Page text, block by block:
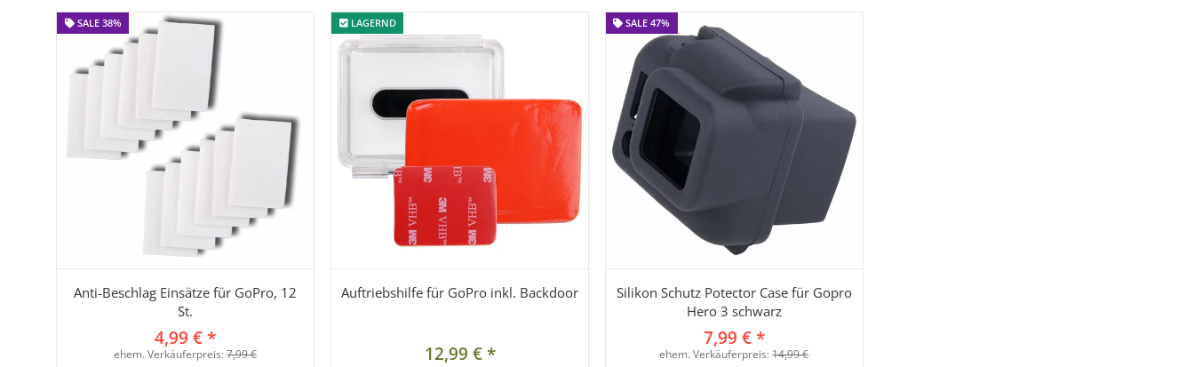
SALE 38%
SALE 38%
Anti-Beschlag Einsätze für GoPro, 12
St.
4,99 €*
ehem. Verkäuferpreis:7,99 €
LAGERND
LAGERND
Auftriebshilfe für GoPro inkl. Backdoor
12,99 €*
SALE 47%
SALE 47%
Silikon Schutz Potector Case für Gopro
Hero 3 schwarz
7,99 €*
ehem. Verkäuferpreis:14,99 €